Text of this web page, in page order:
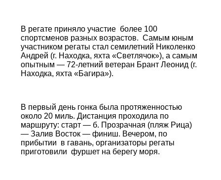
В регате приняло участие более 100
спортсменов разных возрастов. Самым юным
участником регаты стал семилетний Николенко
Андрей (г. Находка, яхта «Светлячок»), а самым
опытным — 72-летний ветеран Брант Леонид (г.
Находка, яхта «Багира»).
В первый день гонка была протяженностью
около 20 миль. Дистанция проходила по
маршруту: старт — б. Прозрачная (пляж Рица)
— Залив Восток — финиш. Вечером, по
прибытии в гавань, организаторы регаты
приготовили фуршет на берегу моря.